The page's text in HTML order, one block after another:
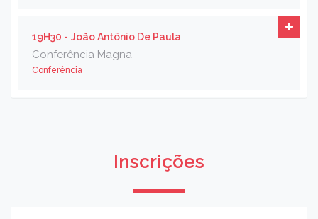
19H30 - João Antônio De Paula
Conferência Magna
Conferência
Inscrições